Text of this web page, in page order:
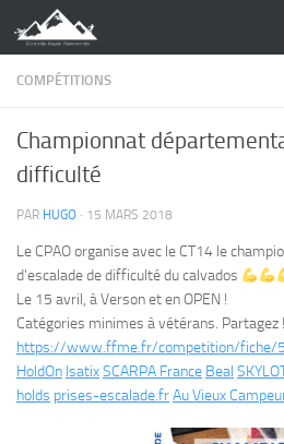
Skip to content
COMPÉTITIONS
Championnat
difficulté
PAR HUGO · 15 MARS 2018
Le CPAO organise avec le CT14 le
d’escalade de difficulté du calvados
Le 15 avril, à Verson et en OPEN !
Catégories minimes à vétérans. Partagez
https://www.ffme.fr/competition/fiche/
HoldOn IsatixSCARPA France Beal
holds prises-escalade.frAu Vieux